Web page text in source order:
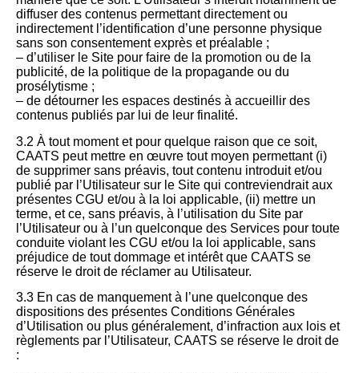
diffuser des contenus permettant directement ou
indirectement l’identification d’une personne physique
sans son consentement exprès et préalable ;
– d’utiliser le Site pour faire de la promotion ou de la
publicité, de la politique de la propagande ou du
prosélytisme ;
– de détourner les espaces destinés à accueillir des
contenus publiés par lui de leur finalité.
3.2 À tout moment et pour quelque raison que ce soit,
CAATS peut mettre en œuvre tout moyen permettant (i)
de supprimer sans préavis, tout contenu introduit et/ou
publié par l’Utilisateur sur le Site qui contreviendrait aux
présentes CGU et/ou à la loi applicable, (ii) mettre un
terme, et ce, sans préavis, à l’utilisation du Site par
l’Utilisateur ou à l’un quelconque des Services pour toute
conduite violant les CGU et/ou la loi applicable, sans
préjudice de tout dommage et intérêt que CAATS se
réserve le droit de réclamer au Utilisateur.
3.3 En cas de manquement à l’une quelconque des
dispositions des présentes Conditions Générales
d’Utilisation ou plus généralement, d’infraction aux lois et
règlements par l’Utilisateur, CAATS se réserve le droit de
: